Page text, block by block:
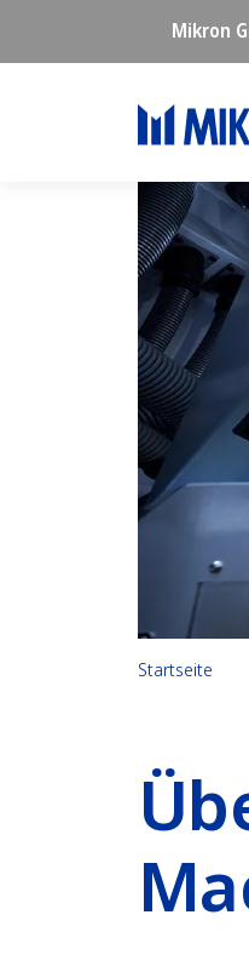
Mikron
Startseite